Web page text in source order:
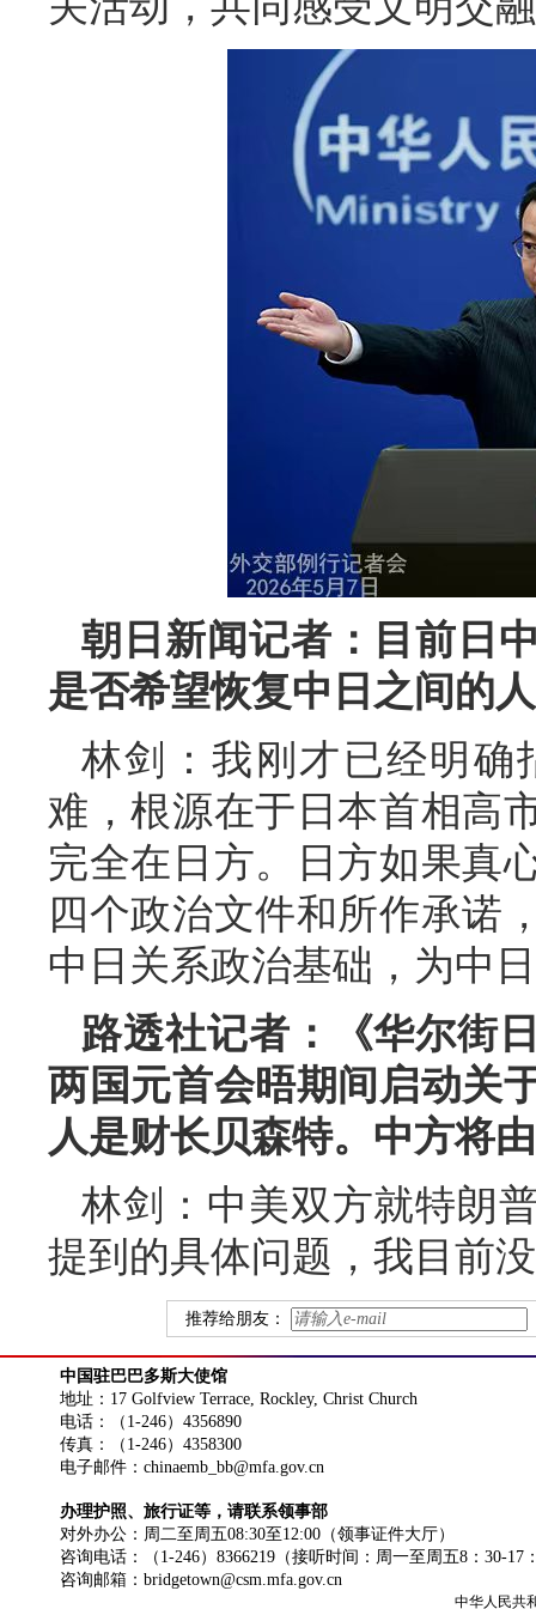
朝日新闻记者：目前日
是否希望恢复中日之间的
林剑：我刚才已经明确
难，根源在于日本首相高
完全在日方。日方如果真
四个政治文件和所作承诺
中日关系政治基础，为中
路透社记者：《华尔街
两国元首会晤期间启动关
人是财长贝森特。中方将
林剑：中美双方就特朗
提到的具体问题，我目前
推荐给朋友：
中国驻巴巴多斯大使馆
地址：17 Golfview Terrace, Rockley, Christ Church
电话：（1-246）4356890
传真：（1-246）4358300
电子邮件：chinaemb_bb@mfa.gov.cn
办理护照、旅行证等，请联系领事部
对外办公：周二至周五08:30至12:00（领事证件大厅）
咨询电话：（1-246）8366219（接听时间：周一至周五8：30-17
咨询邮箱：bridgetown@csm.mfa.gov.cn
中华人民共